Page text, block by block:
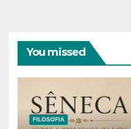
You missed
FILOSOFIA